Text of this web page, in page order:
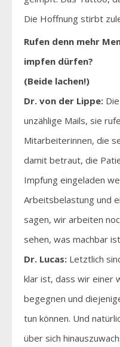
Die Hoffnung stirbt
Rufen denn mehr
impfen dürfen?
(Beide lachen!)
Dr. von der Lippe:
unzählige Mails, sie
Mitarbeiterinnen, die
damit betraut, die
Impfung eingeladen
Arbeitsbelastung und
sagen, wir arbeiten
sehen, was machbar
Dr. Lucas: Letztlich
klar ist, dass wir einer
begegnen und
tun können. Und
über sich